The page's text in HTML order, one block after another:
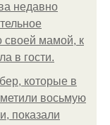
недавно
своей мамой, к
в гости.
которые в
восьмую
показали